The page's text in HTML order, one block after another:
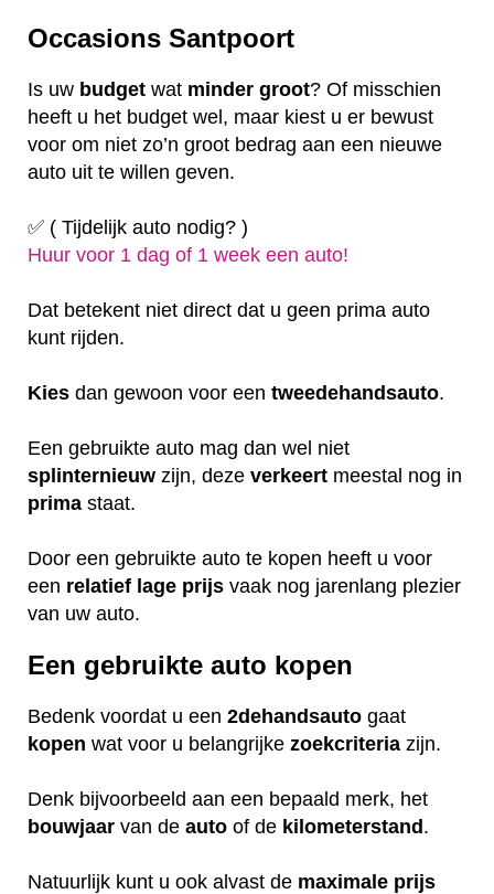
Occasions Santpoort
Is uw budget wat minder groot? Of misschien
heeft u het budget wel, maar kiest u er bewust
voor om niet zo’n groot bedrag aan een nieuwe
auto uit te willen geven.
✅ ( Tijdelijk auto nodig? )
Huur voor 1 dag of 1 week een auto!
Dat betekent niet direct dat u geen prima auto
kunt rijden.
Kies dan gewoon voor een tweedehandsauto.
Een gebruikte auto mag dan wel niet
splinternieuw zijn, deze verkeert meestal nog in
prima staat.
Door een gebruikte auto te kopen heeft u voor
een relatief lage prijs vaak nog jarenlang plezier
van uw auto.
Een gebruikte auto kopen
Bedenk voordat u een 2dehandsauto gaat
kopen wat voor u belangrijke zoekcriteria zijn.
Denk bijvoorbeeld aan een bepaald merk, het
bouwjaar van de auto of de kilometerstand.
Natuurlijk kunt u ook alvast de maximale prijs